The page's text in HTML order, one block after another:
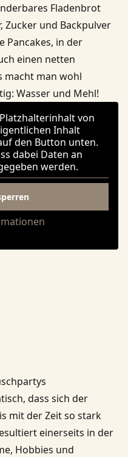
Fladenbrot
Zucker und Backpulver
Pancakes, in der
einen netten
macht man wohl
Wasser und Mehl!
von
Inhalt
den Button unten.
dabei Daten an
werden.
dass sich der
mit der Zeit so stark
einerseits in der
Hobbies und